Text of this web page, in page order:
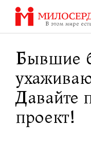
Перейти
содержанию
Бывшие
Давайте
проект!